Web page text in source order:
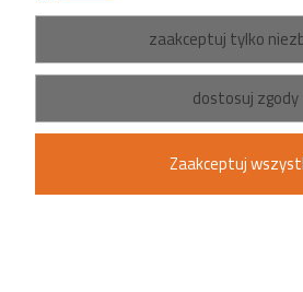
zaakceptuj tylko
dostosuj zgody
Zaakceptuj